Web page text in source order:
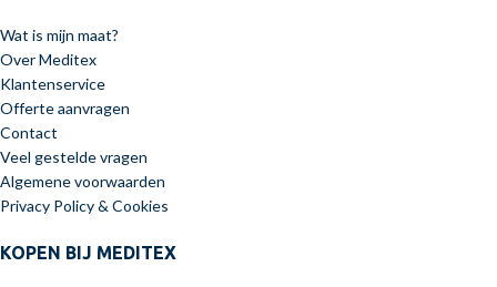
Wat is mijn maat?
Over Meditex
Klantenservice
Offerte aanvragen
Contact
Veel gestelde vragen
Algemene voorwaarden
Privacy Policy & Cookies
KOPEN BIJ MEDITEX